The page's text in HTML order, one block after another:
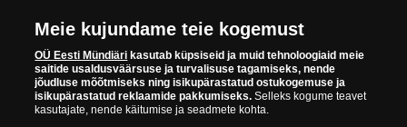
Euroopa ühel suuremal mündilevitajate grupil "Samlerhuset
Group" on allüksused 14 Euroopa riigis. Ettevõtete grupile kuulub
Norra vanim, endine riiklik rahapaja, mis tegutseb alates 1686.
aastast. Norra mündikoda valmistab mõningaid ametlikke Norra ja
teiste riikide münte ning vermib igal aastal ka Nobeli rahupreemia
Meie kujundame teie kogemust
OÜ Eesti Mündiäri kasutab küpsiseid ja muid tehnoloogiaid meie
saitide usaldusväärsuse ja turvalisuse tagamiseks, nende
jõudluse mõõtmiseks ning isikupärastatud ostukogemuse ja
isikupärastatud reklaamide pakkumiseks. Selleks kogume teavet
kasutajate, nende käitumise ja seadmete kohta.